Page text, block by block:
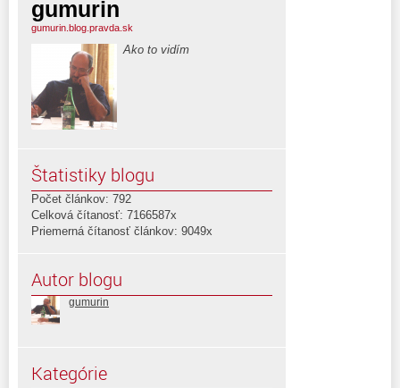
gumurin
gumurin.blog.pravda.sk
Ako to vidím
Štatistiky blogu
Počet článkov: 792
Celková čítanosť: 7166587x
Priemerná čítanosť článkov: 9049x
Autor blogu
gumurin
Kategórie